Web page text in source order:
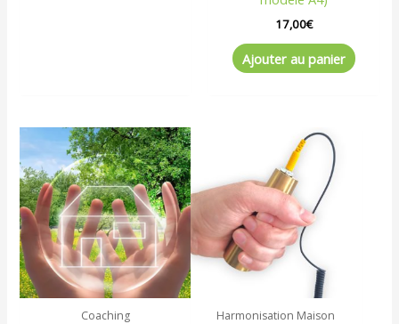
17,00€
Ajouter au panier
Coaching Harmonisation Maison